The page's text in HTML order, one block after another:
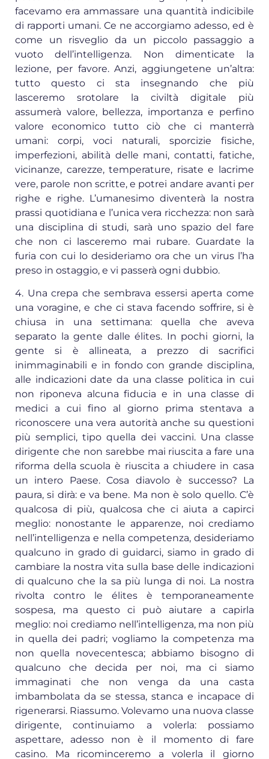
facevamo era ammassare una quantità indicibile
di rapporti umani. Ce ne accorgiamo adesso, ed è
come un risveglio da un piccolo passaggio a
vuoto dell’intelligenza. Non dimenticate la
lezione, per favore. Anzi, aggiungetene un’altra:
tutto questo ci sta insegnando che più
lasceremo srotolare la civiltà digitale più
assumerà valore, bellezza, importanza e perfino
valore economico tutto ciò che ci manterrà
umani: corpi, voci naturali, sporcizie fisiche,
imperfezioni, abilità delle mani, contatti, fatiche,
vicinanze, carezze, temperature, risate e lacrime
vere, parole non scritte, e potrei andare avanti per
righe e righe. L’umanesimo diventerà la nostra
prassi quotidiana e l’unica vera ricchezza: non sarà
una disciplina di studi, sarà uno spazio del fare
che non ci lasceremo mai rubare. Guardate la
furia con cui lo desideriamo ora che un virus l’ha
preso in ostaggio, e vi passerà ogni dubbio.
4. Una crepa che sembrava essersi aperta come
una voragine, e che ci stava facendo soffrire, si è
chiusa in una settimana: quella che aveva
separato la gente dalle élites. In pochi giorni, la
gente si è allineata, a prezzo di sacrifici
inimmaginabili e in fondo con grande disciplina,
alle indicazioni date da una classe politica in cui
non riponeva alcuna fiducia e in una classe di
medici a cui fino al giorno prima stentava a
riconoscere una vera autorità anche su questioni
più semplici, tipo quella dei vaccini. Una classe
dirigente che non sarebbe mai riuscita a fare una
riforma della scuola è riuscita a chiudere in casa
un intero Paese. Cosa diavolo è successo? La
paura, si dirà: e va bene. Ma non è solo quello. C’è
qualcosa di più, qualcosa che ci aiuta a capirci
meglio: nonostante le apparenze, noi crediamo
nell’intelligenza e nella competenza, desideriamo
qualcuno in grado di guidarci, siamo in grado di
cambiare la nostra vita sulla base delle indicazioni
di qualcuno che la sa più lunga di noi. La nostra
rivolta contro le élites è temporaneamente
sospesa, ma questo ci può aiutare a capirla
meglio: noi crediamo nell’intelligenza, ma non più
in quella dei padri; vogliamo la competenza ma
non quella novecentesca; abbiamo bisogno di
qualcuno che decida per noi, ma ci siamo
immaginati che non venga da una casta
imbambolata da se stessa, stanca e incapace di
rigenerarsi. Riassumo. Volevamo una nuova classe
dirigente, continuiamo a volerla: possiamo
aspettare, adesso non è il momento di fare
casino. Ma ricominceremo a volerla il giorno